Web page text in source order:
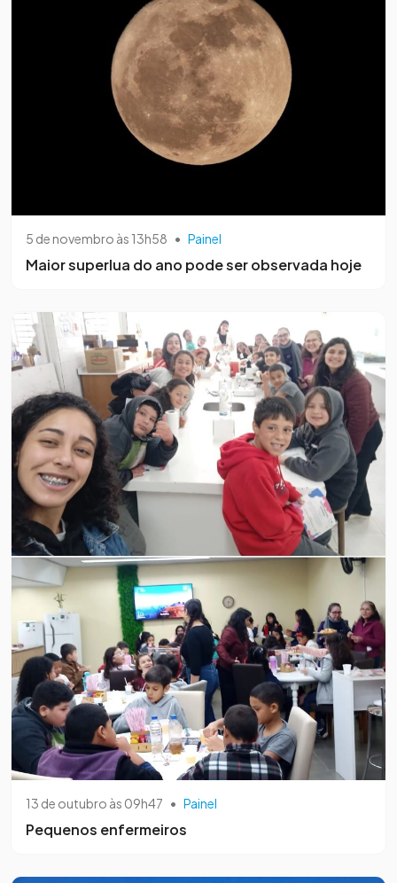
5 de novembro às 13h58 • Painel
Maior superlua do ano pode ser observada hoje
13 de outubro às 09h47 • Painel
Pequenos enfermeiros